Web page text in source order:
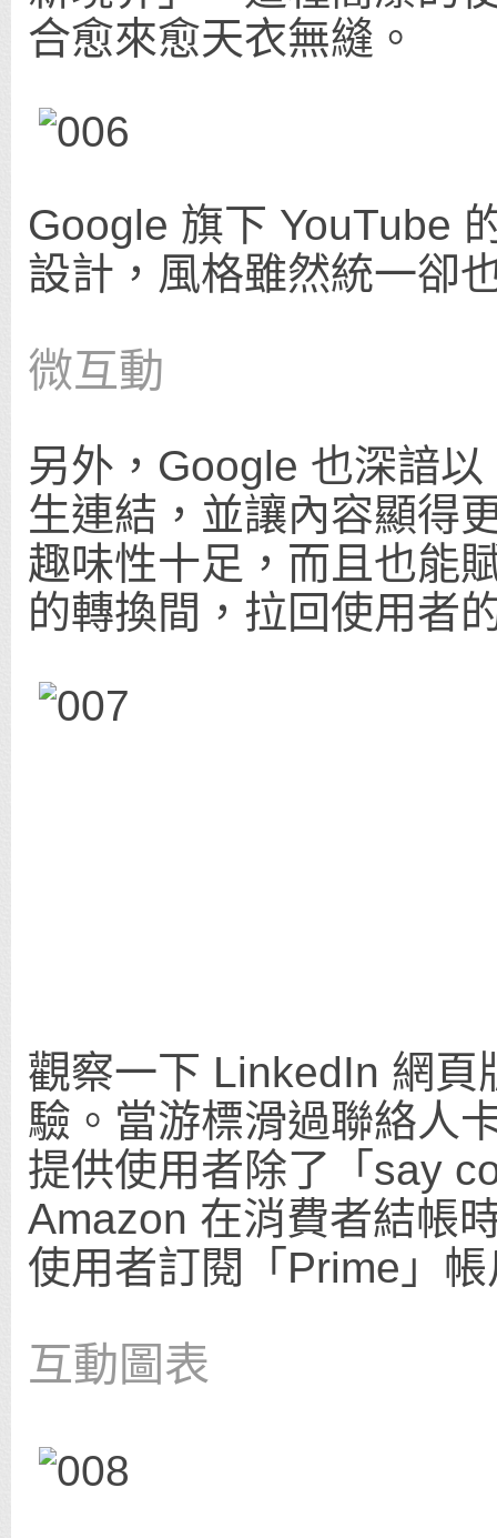
合愈來愈天衣無縫。
Google 旗下 YouTube
設計，風格雖然統一卻
微互動
另外，Google 也深諳
生連結，並讓內容顯得
趣味性十足，而且也能
的轉換間，拉回使用者
觀察一下 LinkedIn 網頁
驗。當游標滑過聯絡人
提供使用者除了「say
Amazon 在消費者結帳
使用者訂閱「Prime」
互動圖表